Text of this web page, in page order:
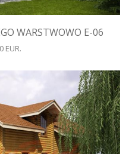
WARSTWOWO E-06
EUR.